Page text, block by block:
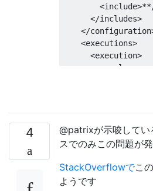
<include>
</includes>
</
<executions>
<execution>
<goals>
</execution>
</executions>
</plugin>
4
@patrixが示唆して
スでのみこの問題が
StackOverflowでこの
ようです